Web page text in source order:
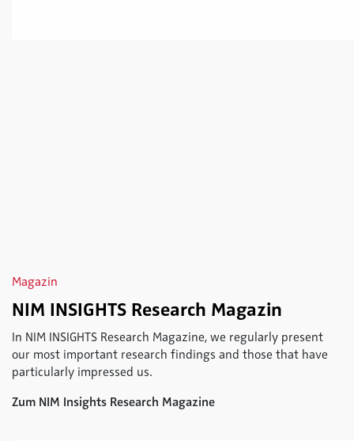
Magazin
NIM INSIGHTS Research Magazin
In NIM INSIGHTS Research Magazine, we regularly present
our most important research findings and those that have
particularly impressed us.
Zum NIM Insights Research Magazine